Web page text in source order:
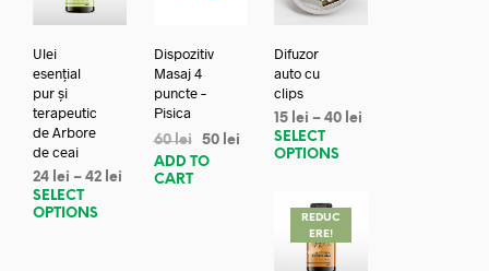
Ulei
esențial
pur și
terapeutic
de Arbore
de ceai
24 lei – 42 lei
SELECT
OPTIONS
Dispozitiv
Masaj 4
puncte –
Pisica
60lei 50 lei
ADD TO
CART
Difuzor
auto cu
clips
15 lei –40 lei
SELECT
OPTIONS
REDUC
ERE!